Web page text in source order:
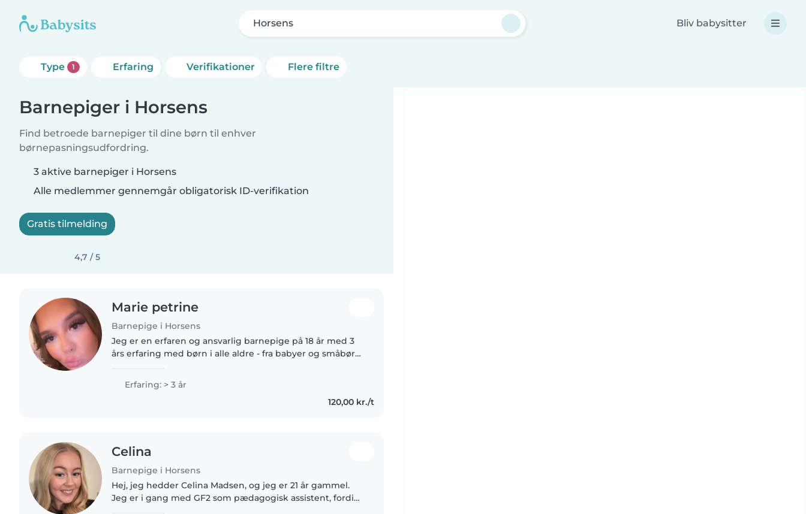
Horsens Bliv babysitter
Type 1 Erfaring Verifikationer Flere filtre
Barnepiger i Horsens
Find betroede barnepiger til dine børn til enhver
børnepasningsudfordring.
3 aktive barnepiger i Horsens
Alle medlemmer gennemgår obligatorisk ID-verifikation
Gratis tilmelding
4,7 / 5
Marie petrine
Barnepige i Horsens
Jeg er en erfaren og ansvarlig barnepige på 18 år med 3
års erfaring med børn i alle aldre - fra babyer og småbørn
læse,..
Erfaring: > 3 år
120,00 kr./t
Celina
Barnepige i Horsens
Hej, jeg hedder Celina Madsen, og jeg er 21 år gammel.
Jeg er i gang med GF2 som pædagogisk assistent, fordi